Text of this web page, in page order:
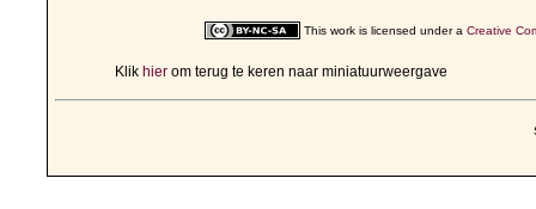
This work is licensed under a Creative
Klik hier om terug te keren naar miniatuurweergave